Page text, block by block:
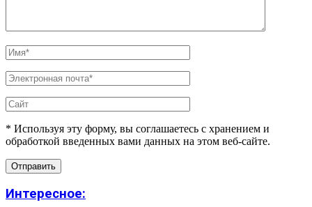
* Используя эту форму, вы соглашаетесь с хранением и
обработкой введенных вами данных на этом веб-сайте.
Интересное: